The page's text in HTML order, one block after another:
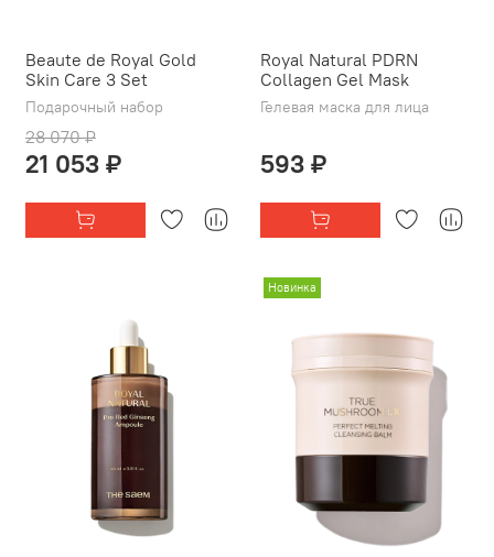
Beaute de Royal Gold
Skin Care 3 Set
Подарочный набор
28 070 ₽
21 053 ₽
Royal Natural PDRN
Collagen Gel Mask
Гелевая маска для лица
593 ₽
Новинка